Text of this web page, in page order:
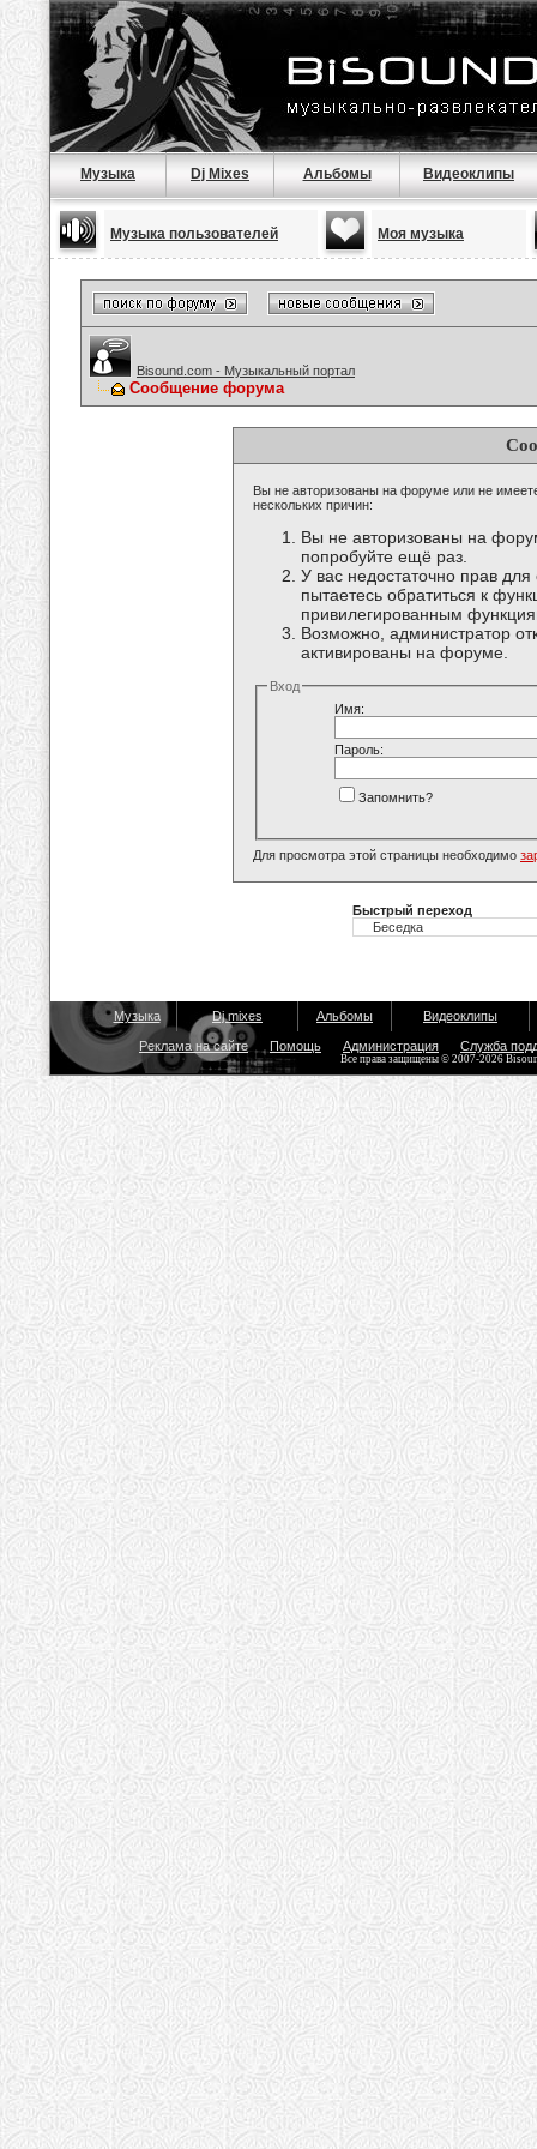
Музыка Dj Mixes Альбомы Видеоклипы
Музыка пользователей Моя музыка
Bisound.com - Музыкальный портал
Сообщение форума
Вы не авторизованы на форуме или не
нескольких причин:
Вы не авторизованы на
попробуйте ещё раз.
У вас недостаточно прав
пытаетесь обратиться к
привилегированным
Возможно, администратор
активированы на форуме.
Вход
Имя:
Пароль:
Запомнить?
Для просмотра этой страницы необходимо
Быстрый переход
Музыка Dj mixes Альбомы Видеоклипы
Реклама на сайте Помощь Администрация Служба
Все права защищены © 2007-2026